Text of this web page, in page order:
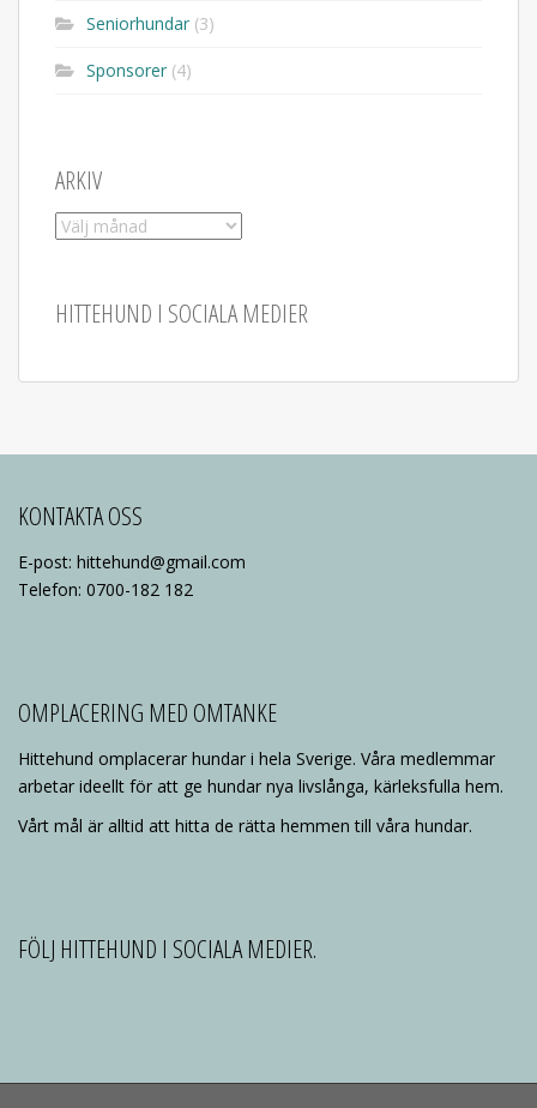
Seniorhundar (3)
Sponsorer (4)
ARKIV
Arkiv
HITTEHUND I SOCIALA MEDIER
KONTAKTA OSS
E-post: hittehund@gmail.com
Telefon: 0700-182 182
OMPLACERING MED OMTANKE
Hittehund omplacerar hundar i hela Sverige. Våra medlemmar
arbetar ideellt för att ge hundar nya livslånga, kärleksfulla hem.
Vårt mål är alltid att hitta de rätta hemmen till våra hundar.
FÖLJ HITTEHUND I SOCIALA MEDIER.